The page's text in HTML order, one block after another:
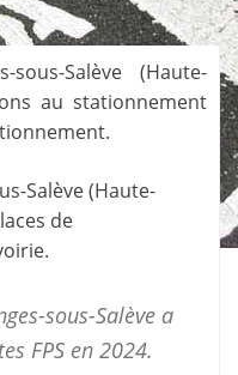
sous-Salève (Haute-
au stationnement
Salève(Haute-
de
sous-Salève a
FPSen 2024.